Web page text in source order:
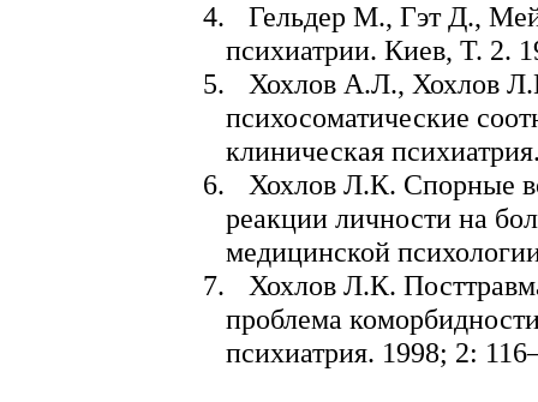
4. Гельдер М.,ГэтД.,
психиатрии. Киев, Т. 2.
5.
Хохлов А.Л., Хохлов
психосоматические
клиническая
6.
Хохлов Л.К. Спорные
реакции личности на
медицинской
7.
Хохлов Л.К.
проблема
психиатрия. 1998; 2: